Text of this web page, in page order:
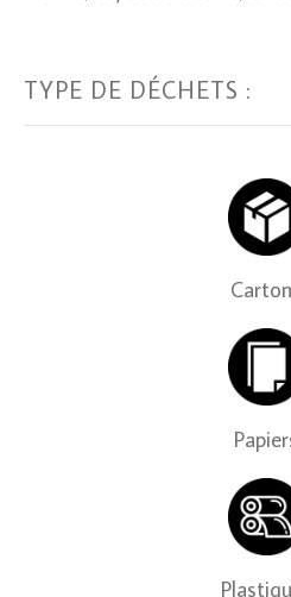
TYPE DE DÉCHETS :